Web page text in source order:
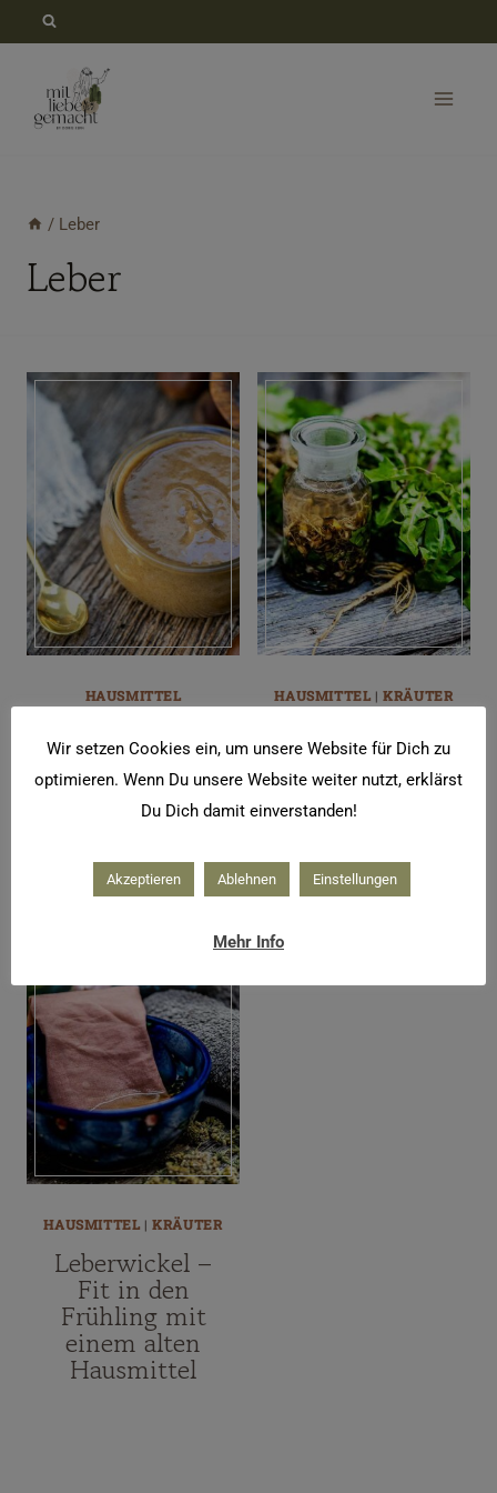
springen
/ Leber
Leber
HAUSMITTEL
Maroni Honig –
altes Hausmittel
nach Hildegard
von Bingen
HAUSMITTEL |KRÄUTER
Kräuter für die
Leber –
Löwenzahnwurz
el Sole Tinktur
HAUSMITTEL |KRÄUTER
Leberwickel –
Fit in den
Frühling mit
einem alten
Hausmittel
Wir setzen Cookies ein, um unsere Website für Dich zu
optimieren. Wenn Du unsere Website weiter nutzt, erklärst
Du Dich damit einverstanden!
Akzeptieren Ablehnen Einstellungen
Mehr Info